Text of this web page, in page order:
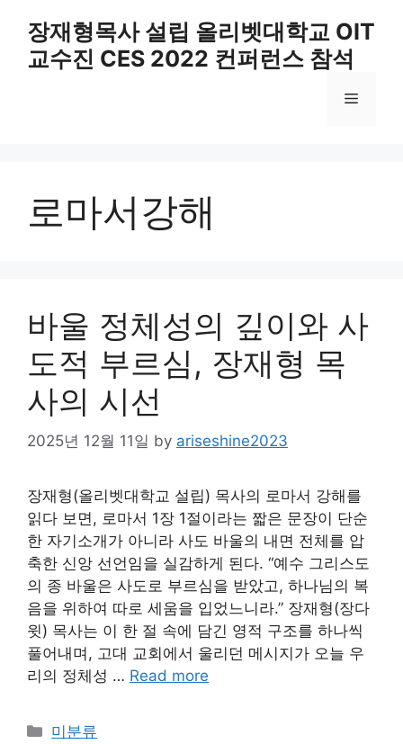
content
장재형목사 설립 올리벳대학교 OIT
교수진 CES 2022 컨퍼런스 참석
Menu
로마서강해
바울 정체성의 깊이와 사
도적 부르심, 장재형 목
사의 시선
2025년 12월 11일 by ariseshine2023
장재형(올리벳대학교 설립) 목사의 로마서 강해를
읽다 보면, 로마서 1장 1절이라는 짧은 문장이 단순
한 자기소개가 아니라 사도 바울의 내면 전체를 압
축한 신앙 선언임을 실감하게 된다. “예수 그리스도
의 종 바울은 사도로 부르심을 받았고, 하나님의 복
음을 위하여 따로 세움을 입었느니라.” 장재형(장다
윗) 목사는 이 한 절 속에 담긴 영적 구조를 하나씩
풀어내며, 고대 교회에서 울리던 메시지가 오늘 우
리의 정체성 … Read more
Categories
미분류